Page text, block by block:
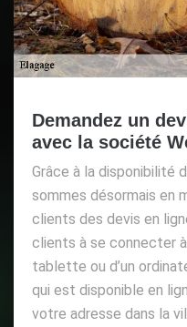
Demandez un
avec la société
Grâce à la disponibilité
sommes désormais en
clients des devis en
clients à se connecter à
tablette ou d’un
qui est disponible en
votre adresse dans la